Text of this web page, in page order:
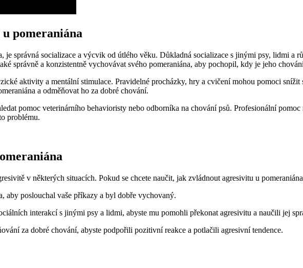
pomeraniána
je správná socializace a výcvik od útlého věku. Důkladná socializace s jinými psy, lidmi a
správně a konzistentně vychovávat svého pomeraniána, aby pochopil, kdy je jeho
aktivity a mentální stimulace. ​Pravidelné procházky, hry a cvičení mohou pomoci snížit
a odměňovat ho za ‌dobré chování.
pomoc ​veterinárního ​behavioristy nebo odborníka na chování psů. Profesionální
problému.
v některých‌ situacích. Pokud se chcete naučit, jak zvládnout agresivitu u
aby poslouchal vaše příkazy a byl dobře ‍vychovaný.
interakcí s jinými psy‌ a lidmi, abyste mu pomohli překonat agresivitu⁢ a naučili jej
za dobré chování, abyste ‍podpořili pozitivní reakce a potlačili agresivní tendence.